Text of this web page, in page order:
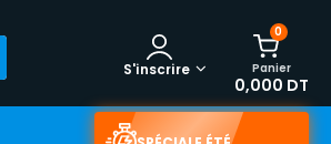
0
Panier
0,000 DT
S'inscrire